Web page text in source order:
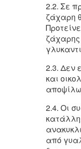
2.2. Σε
ζάχαρη
ζάχαρης
2.3. Δεν
και
2.4. Οι
από